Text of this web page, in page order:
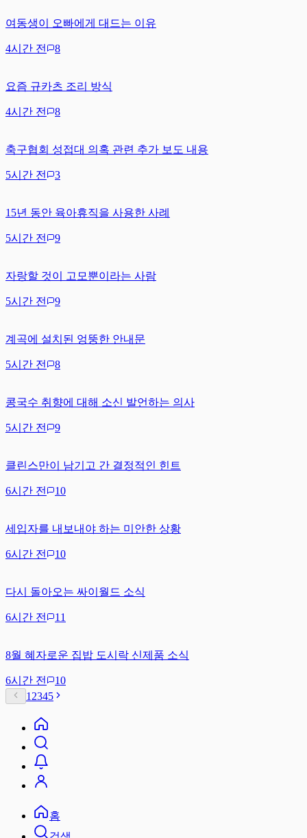
여동생이 오빠에게 대드는 이유
4시간 전 8
요즘 규카츠 조리 방식
4시간 전 8
축구협회 성접대 의혹 관련 추가 보도 내용
5시간 전 3
15년 동안 육아휴직을 사용한 사례
5시간 전 9
자랑할 것이 고모뿐이라는 사람
5시간 전 9
계곡에 설치된 엉뚱한 안내문
5시간 전 8
콩국수 취향에 대해 소신 발언하는 의사
5시간 전 9
클린스만이 남기고 간 결정적인 힌트
6시간 전 10
세입자를 내보내야 하는 미안한 상황
6시간 전 10
다시 돌아오는 싸이월드 소식
6시간 전 11
8월 혜자로운 집밥 도시락 신제품 소식
6시간 전
10
1 2345
홈